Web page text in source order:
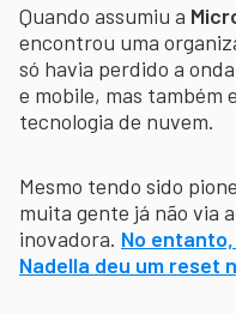
Quando assumiu a
encontrou uma
só havia perdido a
e mobile, mas também
tecnologia de nuvem.
Mesmo tendo sido
muita gente já não via
inovadora. No entanto,
Nadella deu um reset